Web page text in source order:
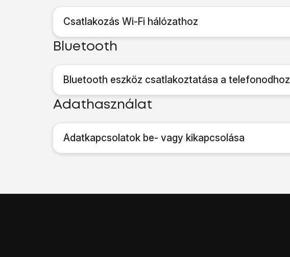
Csatlakozás Wi-Fi hálózathoz
Bluetooth
Bluetooth eszköz csatlakoztatása a telefonodhoz
Adathasználat
Adatkapcsolatok be- vagy kikapcsolása